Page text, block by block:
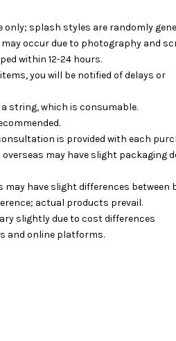
only; splash styles are randomly
occur due to photography and
within 12-24 hours.
you will be notified of delays or
string, which is consumable.
is provided with each
may have slight packaging
may have slight differences between
actual products prevail.
slightly due to cost differences
and online platforms.